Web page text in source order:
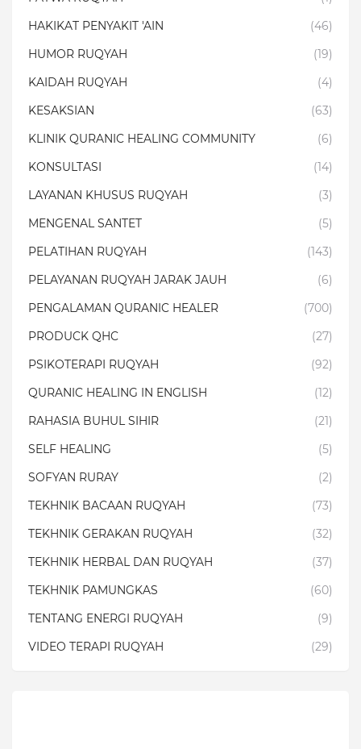
HAKIKAT PENYAKIT 'AIN
(46)
HUMOR RUQYAH
(19)
KAIDAH RUQYAH
(4)
KESAKSIAN
(63)
KLINIK QURANIC HEALING COMMUNITY
(6)
KONSULTASI
(14)
LAYANAN KHUSUS RUQYAH
(3)
MENGENAL SANTET
(5)
PELATIHAN RUQYAH
(143)
PELAYANAN RUQYAH JARAK JAUH
(6)
PENGALAMAN QURANIC HEALER
(700)
PRODUCK QHC
(27)
PSIKOTERAPI RUQYAH
(92)
QURANIC HEALING IN ENGLISH
(12)
RAHASIA BUHUL SIHIR
(21)
SELF HEALING
(5)
SOFYAN RURAY
(2)
TEKHNIK BACAAN RUQYAH
(73)
TEKHNIK GERAKAN RUQYAH
(32)
TEKHNIK HERBAL DAN RUQYAH
(37)
TEKHNIK PAMUNGKAS
(60)
TENTANG ENERGI RUQYAH
(9)
VIDEO TERAPI RUQYAH
(29)